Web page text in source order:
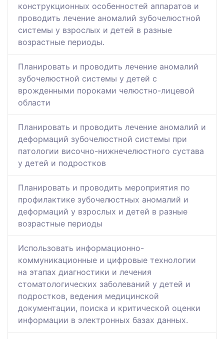
конструкционных особенностей аппаратов и
проводить лечение аномалий зубочелюстной
системы у взрослых и детей в разные
возрастные периоды.
Планировать и проводить лечение аномалий
зубочелюстной системы у детей с
врожденными пороками челюстно-лицевой
области
Планировать и проводить лечение аномалий и
деформаций зубочелюстной системы при
патологии височно-нижнечелюстного сустава
у детей и подростков
Планировать и проводить мероприятия по
профилактике зубочелюстных аномалий и
деформаций у взрослых и детей в разные
возрастные периоды
Использовать информационно-
коммуникационные и цифровые технологии
на этапах диагностики и лечения
стоматологических заболеваний у детей и
подростков, ведения медицинской
документации, поиска и критической оценки
информации в электронных базах данных.